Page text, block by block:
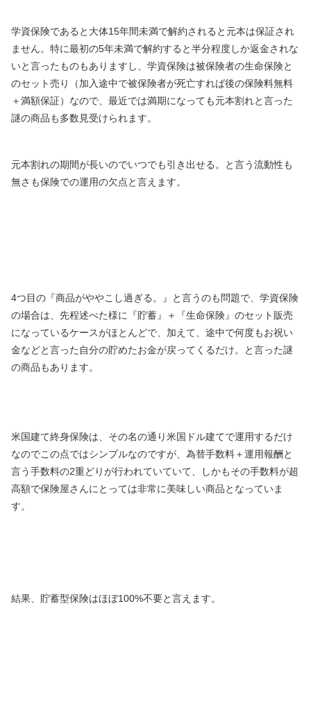
学資保険であると大体15年間未満で解約されると元本は保証され
ません。特に最初の5年未満で解約すると半分程度しか返金されな
いと言ったものもありますし、学資保険は被保険者の生命保険と
のセット売り（加入途中で被保険者が死亡すれば後の保険料無料
＋満額保証）なので、最近では満期になっても元本割れと言った
謎の商品も多数見受けられます。
元本割れの期間が長いのでいつでも引き出せる。と言う流動性も
無さも保険での運用の欠点と言えます。
4つ目の『商品がややこし過ぎる。』と言うのも問題で、学資保険
の場合は、先程述べた様に『貯蓄』＋『生命保険』のセット販売
になっているケースがほとんどで、加えて、途中で何度もお祝い
金などと言った自分の貯めたお金が戻ってくるだけ。と言った謎
の商品もあります。
米国建て終身保険は、その名の通り米国ドル建てで運用するだけ
なのでこの点ではシンプルなのですが、為替手数料＋運用報酬と
言う手数料の2重どりが行われていていて、しかもその手数料が超
高額で保険屋さんにとっては非常に美味しい商品となっていま
す。
結果、貯蓄型保険はほぼ100%不要と言えます。